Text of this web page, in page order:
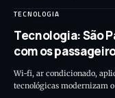
TECNOLOGIA
Tecnologia: São
com os
Wi-fi, ar condicionado,
tecnológicas modernizam